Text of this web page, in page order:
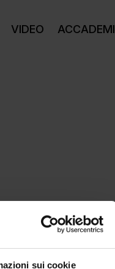
sui cookie
VIDEO